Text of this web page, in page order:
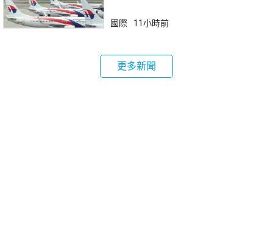
國際 11小時前
更多新聞